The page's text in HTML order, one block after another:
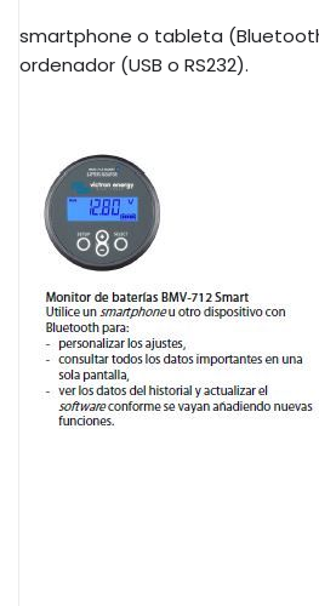
smartphone o tableta
ordenador (USB o RS232).